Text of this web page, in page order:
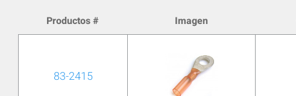
Comparar
Productos # Imagen
83-2415